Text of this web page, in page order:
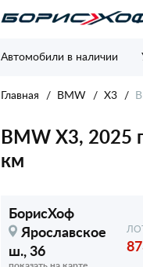
Автомобили в наличии
Главная BMW X3
BMW X3, 2025
км
БорисХоф
Ярославское
ш., 36